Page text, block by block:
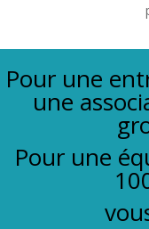
Pour une
une
Pour une